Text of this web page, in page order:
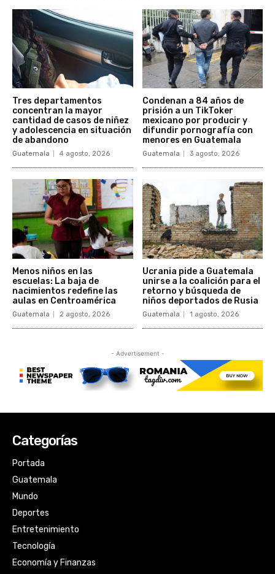
Categorías
Portada
Guatemala
Mundo
Deportes
Entretenimiento
Tecnología
Economía y Finanzas